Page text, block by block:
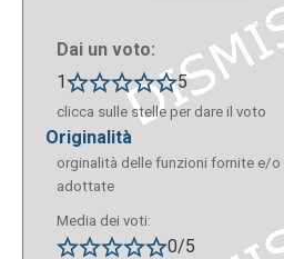
Dai un voto:
1
5
clicca sulle stelle per dare il voto
originalità
orginalità delle funzioni fornite e/
adottate
Media dei voti:
0/5